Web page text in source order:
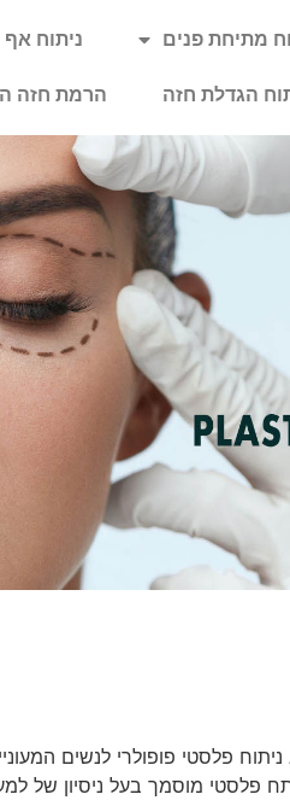
מתיחת פנים ניתוח אף
הגדלת חזה הרמת חזה
פלסטי פופולרי לנשים